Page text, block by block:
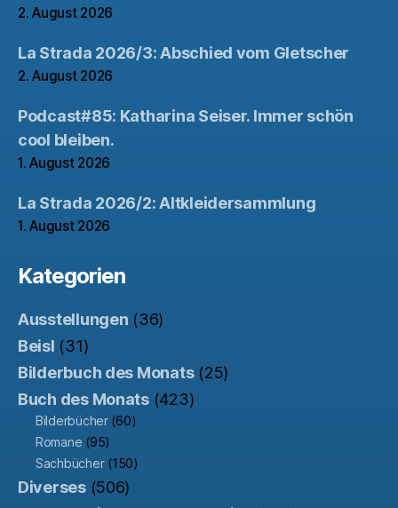
2. August 2026
La Strada 2026/3: Abschied vom Gletscher
2. August 2026
Podcast#85: Katharina Seiser. Immer schön
cool bleiben.
1. August 2026
La Strada 2026/2: Altkleidersammlung
1. August 2026
Kategorien
Ausstellungen (36)
Beisl (31)
Bilderbuch des Monats(25)
Buch des Monats(423)
Bilderbücher(60)
Romane (95)
Sachbücher(150)
Diverses(506)